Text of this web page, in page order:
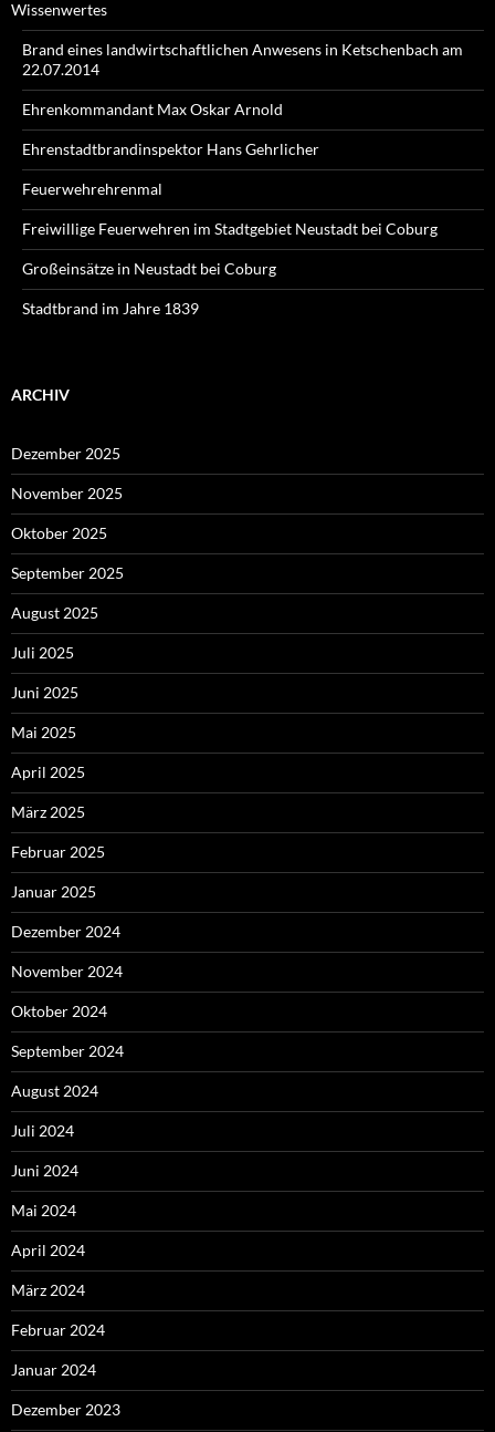
Wissenwertes
Brand eines landwirtschaftlichen Anwesens in Ketschenbach am
22.07.2014
Ehrenkommandant Max Oskar Arnold
Ehrenstadtbrandinspektor Hans Gehrlicher
Feuerwehrehrenmal
Freiwillige Feuerwehren im Stadtgebiet Neustadt bei Coburg
Großeinsätze in Neustadt bei Coburg
Stadtbrand im Jahre 1839
ARCHIV
Dezember 2025
November 2025
Oktober 2025
September 2025
August 2025
Juli 2025
Juni 2025
Mai 2025
April 2025
März 2025
Februar 2025
Januar 2025
Dezember 2024
November 2024
Oktober 2024
September 2024
August 2024
Juli 2024
Juni 2024
Mai 2024
April 2024
März 2024
Februar 2024
Januar 2024
Dezember 2023